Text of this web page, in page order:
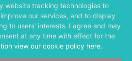
合作伙伴
投资者关系
website tracking technologies to
our services, and to display
to users' interests. I agree and may
at any time with effect for the
view our cookie policy here.